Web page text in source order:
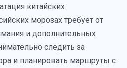
китайских
морозах требует от
и дополнительных
следить за
и планировать маршруты с